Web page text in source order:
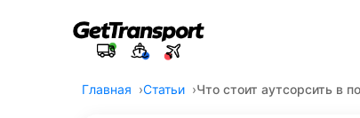
Главная Статьи Что стоит аутсорсить в